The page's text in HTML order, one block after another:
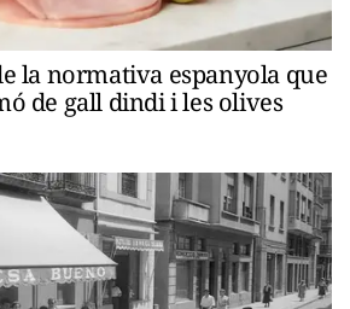
la normativa espanyola que
de gall dindi i les olives